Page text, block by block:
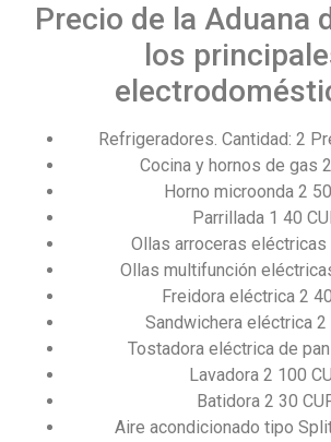
Precio de la Aduana
los
Refrigeradores. Cantidad: 2
Cocina y hornos de gas
Horno microonda 2
Parrillada 1 40
Ollas arroceras eléctricas
Ollas multifunción
Freidora eléctrica 2
Sandwichera eléctrica 2
Tostadora eléctrica de
Lavadora 2 100
Batidora 2 30
Aire acondicionado tipo